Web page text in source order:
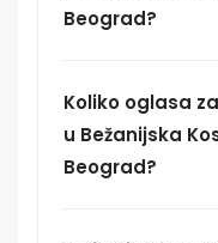
Beograd?
Koliko oglasa
u Bežanijska
Beograd?